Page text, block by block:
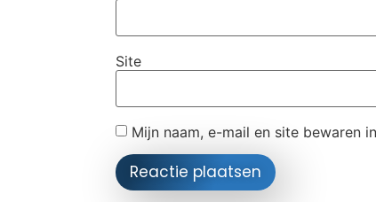
Site
Mijn naam, e-mail en site bewaren